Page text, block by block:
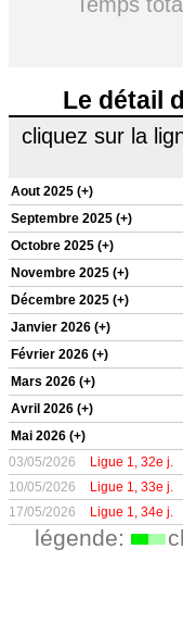
Le détail
cliquez sur la
Aout 2025 (+)
Septembre 2025 (+)
Octobre 2025 (+)
Novembre 2025 (+)
Décembre 2025 (+)
Janvier 2026 (+)
Février 2026 (+)
Mars 2026 (+)
Avril 2026 (+)
Mai 2026 (+)
03/05/2026 Ligue 1, 32e j.
10/05/2026
Ligue 1, 33e j.
17/05/2026
Ligue 1, 34e j.
légende: